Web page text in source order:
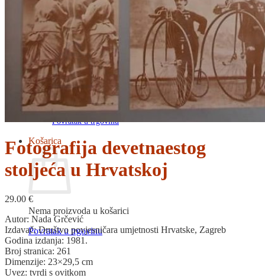
Nema proizvoda u košarici
Povratak u trgovinu
Košarica
Nema proizvoda u košarici
Povratak u trgovinu
Fotografija devetnaestog
stoljeća u Hrvatskoj
29.00 €
Autor: Nada Grčević
Izdavač: Društvo povjesničara umjetnosti Hrvatske, Zagreb
Godina izdanja: 1981.
Broj stranica: 261
Dimenzije: 23×29,5 cm
Uvez: tvrdi s ovitkom